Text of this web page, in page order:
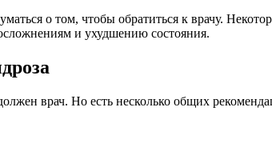
о том, чтобы обратиться к врачу.
и ухудшению состояния.
врач. Но есть несколько общих